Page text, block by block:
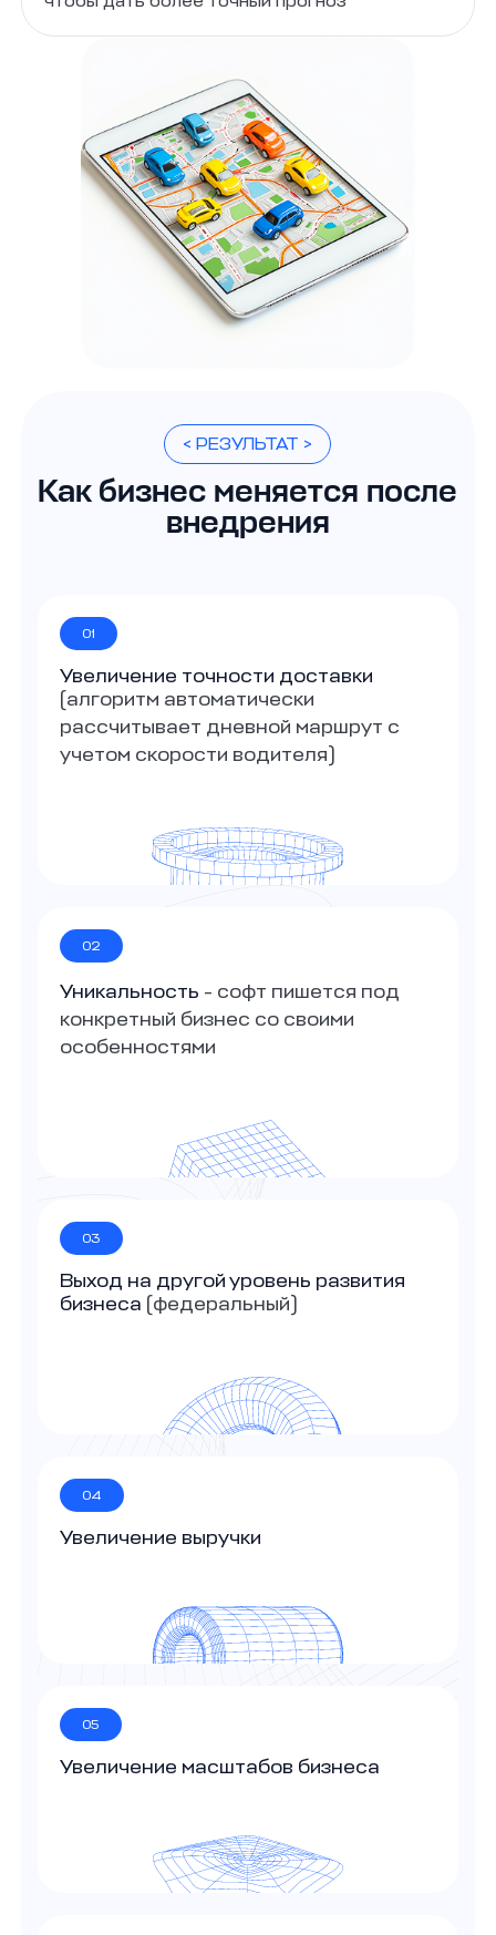
< РЕЗУЛЬТАТ >
Как бизнес меняется после
внедрения
01
Увеличение точности доставки
(алгоритм автоматически
рассчитывает дневной маршрут с
учетом скорости водителя)
02
Уникальность - софт пишется под
конкретный бизнес со своими
особенностями
03
Выход на другой уровень развития
бизнеса (федеральный)
04
Увеличение выручки
05
Увеличение масштабов бизнеса